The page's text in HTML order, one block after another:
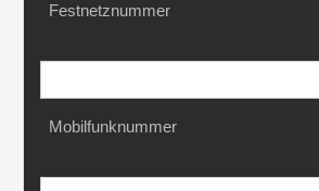
Festnetznummer
Mobilfunknummer